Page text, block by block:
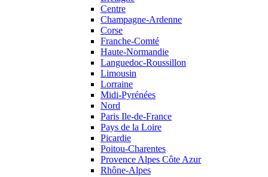
Centre
Champagne-Ardenne
Corse
Franche-Comté
Haute-Normandie
Languedoc-Roussillon
Limousin
Lorraine
Midi-Pyrénées
Nord
Paris Ile-de-France
Pays de la Loire
Picardie
Poitou-Charentes
Provence Alpes Côte Azur
Rhône-Alpes